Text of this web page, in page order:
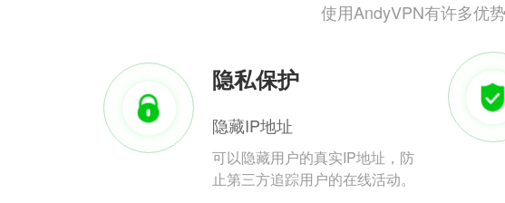
使用AndyVPN有许多优
隐私保护
隐藏IP地址
可以隐藏用户的真实IP地址，防
止第三方追踪用户的在线活动。